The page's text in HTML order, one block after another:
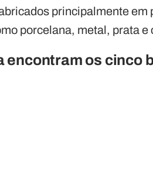
principalmente em
porcelana, metal, prata e
encontram os cinco